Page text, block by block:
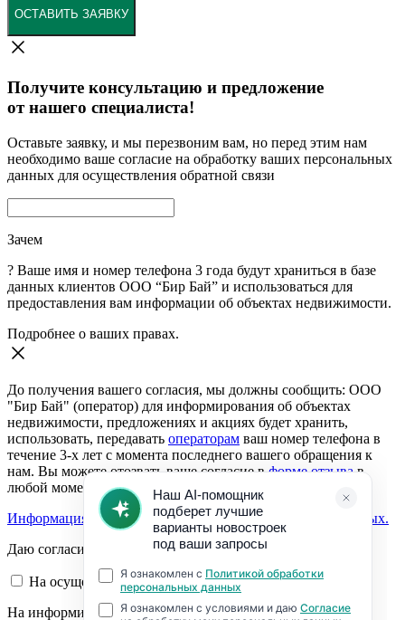
ОСТАВИТЬ ЗАЯВКУ
Получите консультацию и предложение
от нашего специалиста!
Оставьте заявку, и мы перезвоним вам, но перед этим нам
необходимо ваше согласие на обработку ваших персональных
данных для осуществления обратной связи
Зачем
? Ваше имя и номер телефона 3 года будут храниться в базе
данных клиентов ООО “Бир Бай” и использоваться для
предоставления вам информации об объектах недвижимости.
Подробнее о ваших правах.
До получения вашего согласия, мы должны сообщить: ООО
"Бир Бай" (оператор) для информирования об объектах
недвижимости, предложениях и акциях будет хранить,
использовать, передавать операторам ваш номер телефона в
течение 3-х лет с момента последнего вашего обращения к
нам. Вы можете отозвать ваше согласие вформе отзывав
любой момент.
Информация о согласии на обработку персональных данных.
Даю согласие:
На осуществление обратной связи
На информирование об объектах недвижимости,